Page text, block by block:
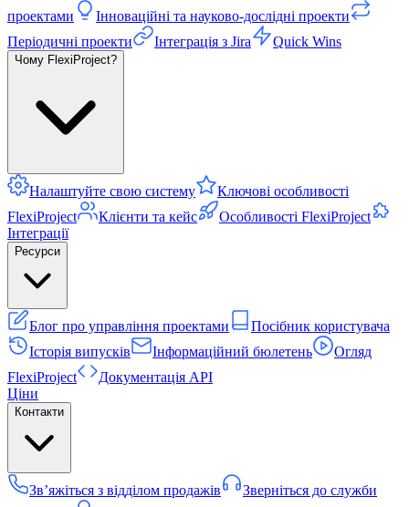
проектами
Інноваційні та науково-дослідні проекти
Періодичні проекти
Інтеграція з Jira Quick Wins
Чому FlexiProject?
Налаштуйте свою систему
Ключові особливості
FlexiProject
Клієнти та кейс
Особливості FlexiProject
Інтеграції
Ресурси
Блог про управління проектами
Посібник користувача
Історія випусків
Інформаційний бюлетень
Огляд
FlexiProject
Документація API
Ціни
Контакти
Зв’яжіться з відділом продажів
Зверніться до служби